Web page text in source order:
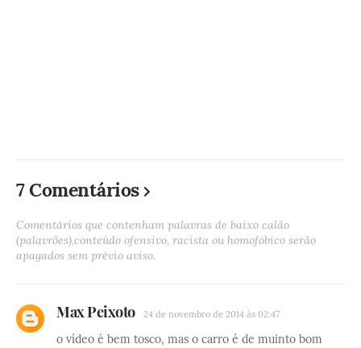
7 Comentários
Comentários que contenham palavras de baixo calão
(palavrões),conteúdo ofensivo, racista ou homofóbico serão
apagados sem prévio aviso.
Max Peixoto 24 de novembro de 2014 às 02:47
o vídeo é bem tosco, mas o carro é de muinto bom